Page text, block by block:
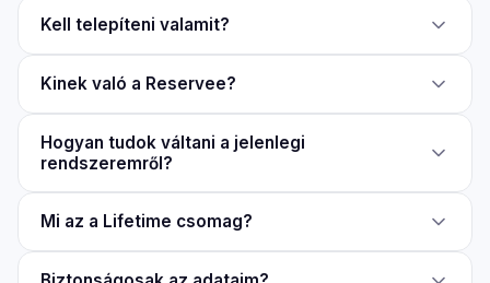
Kell telepíteni valamit?
Kinek való a Reservee?
Hogyan tudok váltani a jelenlegi
rendszeremről?
Mi az a Lifetime csomag?